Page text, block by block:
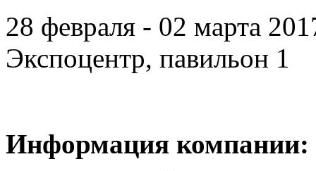
28 февраля - 02 марта
Экспоцентр, павильон 1
Информация компании: